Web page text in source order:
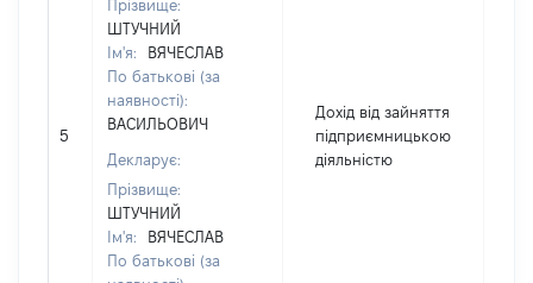
5
Прізвище:
ШТУЧНИЙ
Ім'я:
ВЯЧЕСЛАВ
По батькові (за
наявності):
ВАСИЛЬОВИЧ
Декларує:
Прізвище:
ШТУЧНИЙ
Ім'я:
ВЯЧЕСЛАВ
По батькові (за
Дохід від зайняття
підприємницькою
діяльністю